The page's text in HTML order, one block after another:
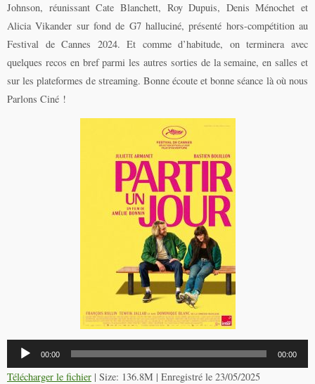
Johnson, réunissant Cate Blanchett, Roy Dupuis, Denis Ménochet et
Alicia Vikander sur fond de G7 halluciné, présenté hors-compétition au
Festival de Cannes 2024. Et comme d’habitude, on terminera avec
quelques recos en bref parmi les autres sorties de la semaine, en salles et
sur les plateformes de streaming. Bonne écoute et bonne séance là où nous
Parlons Ciné !
Lecteur
audio
00:00 00:00
Télécharger le fichier | Size: 136.8M | Enregistré le 23/05/2025